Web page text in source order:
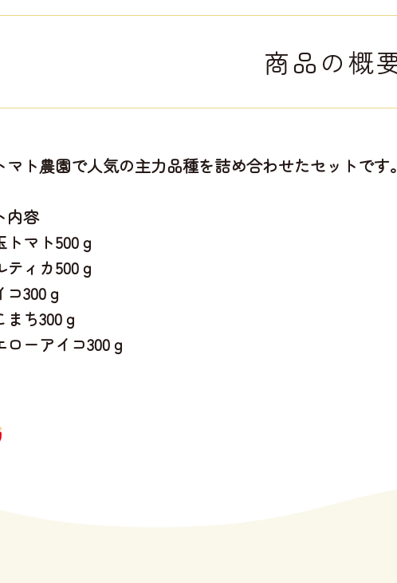
商品の概
マト農園で人気の主力品種を詰め合わせたセットです。
内容
トマト500ｇ
ティカ500ｇ
コ300ｇ
まち300ｇ
ローアイコ300ｇ